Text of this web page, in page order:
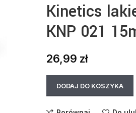
Kinetics
KNP 021
26,99 zł
DODAJ DO KOSZYKA